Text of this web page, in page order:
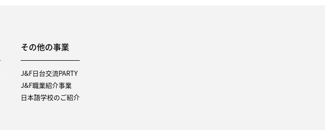
その他の事業
J&F日台交流PARTY
J&F職業紹介事業
日本語学校のご紹介